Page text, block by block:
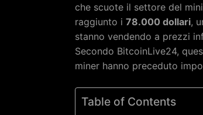
che scuote il settore del
raggiunto i 78.000 dollari,
stanno vendendo a prezzi
Secondo BitcoinLive24,
miner hanno preceduto
Table of Contents